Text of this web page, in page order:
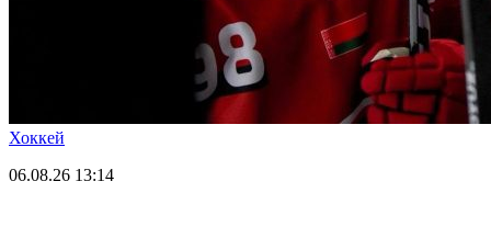
Хоккей
06.08.26 13:14